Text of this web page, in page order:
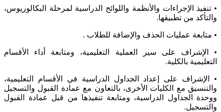
• تنفيذ الإجراءات والأنظمة واللوائح الدراسية لمرحلة البكالوريوس،
والتأكد من تطبيقها.
• متابعة عمليات الحذف والإضافة للطلاب .
• الإشراف على سير العملية التعليمية، ومتابعة أداء الأقسام
التعليمية بالكلية.
• الإشراف على إعداد الجداول الدراسية في الأقسام التعليمية،
والتنسيق مع الكليات الأخرى، بالتعاون مع عمادة القبول والتسجيل
ووحدة الجداول الدراسية، ومتابعة تنفيذها من قبل عمادة القبول
والتسجيل.